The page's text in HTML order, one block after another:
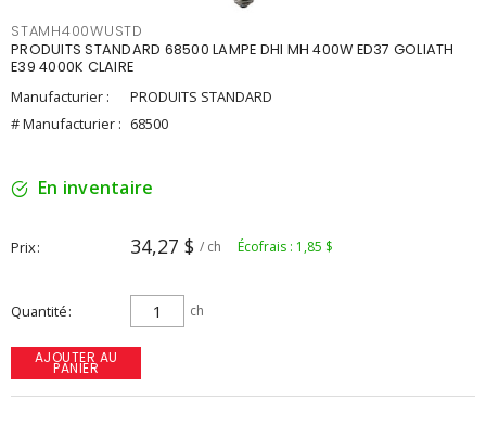
STAMH400WUSTD
PRODUITS STANDARD 68500 LAMPE DHI MH 400W ED37 GOLIATH
E39 4000K CLAIRE
Manufacturier :
PRODUITS STANDARD
# Manufacturier : 68500
En inventaire
Prix 34,27 $ / ch Écofrais : 1,85 $
Quantité ch
AJOUTER AU
PANIER